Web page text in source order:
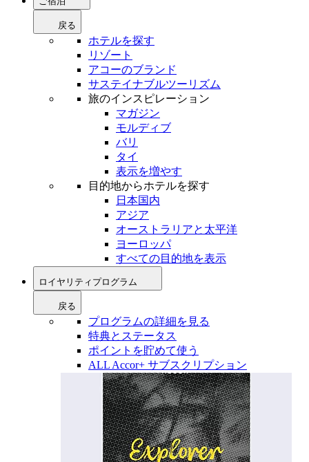
戻る
ホテルを探す
リゾート
アコーのブランド
サステイナブルツーリズム
旅のインスピレーション
マガジン
モルディブ
バリ
タイ
表示を増やす
目的地からホテルを探す
日本国内
アジア
オーストラリアと太平洋
ヨーロッパ
すべての目的地を表示
ロイヤリティプログラム
戻る
プログラムの詳細を見る
特典とステータス
ポイントを貯めて使う
ALL Accor+ サブスクリプション